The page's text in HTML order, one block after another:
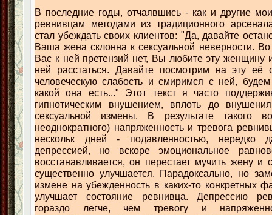
В последние годы, отчаявшись - как и другие
ревнивцам методами из традиционного
стал убеждать своих клиентов: "Да, давайте
Ваша жена склонна к сексуальной неверности.
Вас к ней претензий нет, Вы любите эту женщину
ней расстаться. Давайте посмотрим на эту её
человеческую слабость и смиримся с ней,
какой она есть..." Этот текст я часто
гипнотическим внушением, вплоть до
сексуальной измены. В результате такого
неоднократного) напряженность и тревога
нескольк дней - подавленностью, нередко
депрессией, но вскоре эмоциональное
восстанавливается, он перестает мучить жену и
существенно улучшается. Парадоксально, но
измене на убежденность в каких-то конкретных
улучшает состояние ревнивца. Депрессию
гораздо легче, чем тревогу и